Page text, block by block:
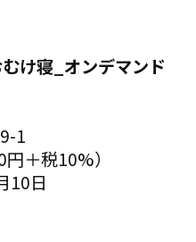
け寝_オンデマンド
1
＋税10%）
10日